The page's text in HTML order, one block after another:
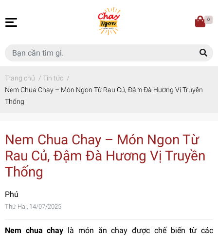
0
Trang chủ / Tin tức /
Nem Chua Chay – Món Ngon Từ Rau Củ, Đậm Đà Hương Vị Truyền
Thống
Nem Chua Chay – Món Ngon Từ
Rau Củ, Đậm Đà Hương Vị Truyền
Thống
Phú
Thứ Hai, 14/07/2025
Nem chua chay là món ăn chay được chế biến từ các